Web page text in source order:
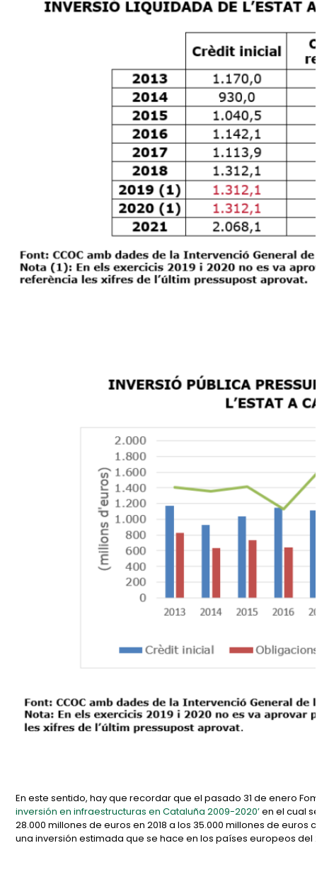
En este sentido, hay que recordar que el pasado 31 de enero
inversión en infraestructuras en Cataluña 2009-2020’en el cual
28.000 millones de euros en 2018 a los 35.000 millones de
una inversión estimada que se hace en los países europeos del